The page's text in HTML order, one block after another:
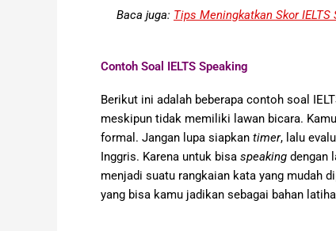
Baca juga: Tips Meningkatkan Skor
Contoh Soal IELTS Speaking
Berikut ini adalah beberapa contoh soal
meskipun tidak memiliki lawan bicara.
formal. Jangan lupa siapkan timer, lalu
Inggris. Karena untuk bisa speaking dengan
menjadi suatu rangkaian kata yang mudah
yang bisa kamu jadikan sebagai bahan